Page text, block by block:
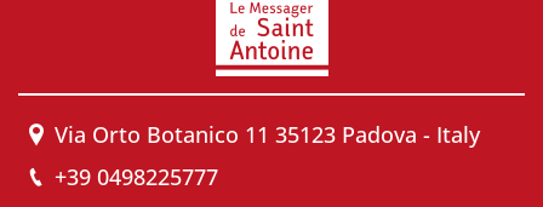
Via Orto Botanico 11 35123 Padova - Italy
+39 0498225777